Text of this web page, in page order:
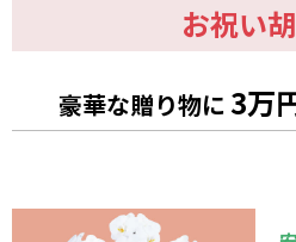
お祝い
豪華な贈り物に 3万